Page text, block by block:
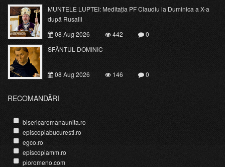
MUNTELE LUPTEI: Meditația PF Claudiu la Duminica a X-a
după Rusalii
08 Aug 2026
442
0
SFÂNTUL DOMINIC
08 Aug 2026 146 0
RECOMANDĂRI
bisericaromanaunita.ro
episcopiabucuresti.ro
egco.ro
episcopiamm.ro
pioromeno.com